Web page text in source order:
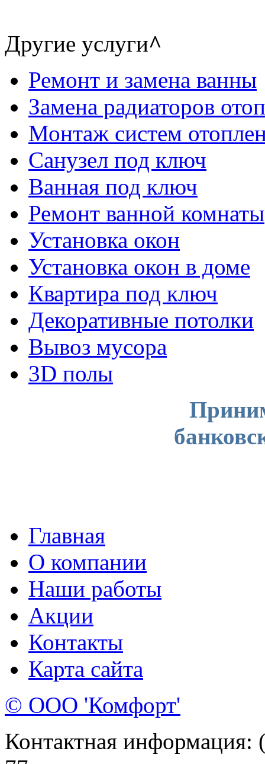
Другие услуги^
Ремонт и замена ванны
Замена радиаторов
Монтаж систем
Санузел под ключ
Ванная под ключ
Ремонт ванной комнаты
Установка окон
Установка окон в доме
Квартира под ключ
Декоративные потолки
Вывоз мусора
3D полы
Главная
О компании
Наши работы
Акции
Контакты
Карта сайта
© ООО 'Комфорт'
Контактная